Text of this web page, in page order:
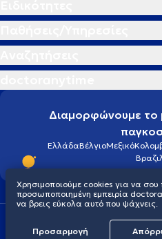
Διαμορφώνουμε το
ΕλλάδαΒέλγιοΜεξικό
Πολιτική
© 2026
Χρησιμοποιούμε cookies για να
προσωποποιημένη εμπειρία
να βρεις εύκολα αυτό που ψάχνεις.
Προσαρμογή